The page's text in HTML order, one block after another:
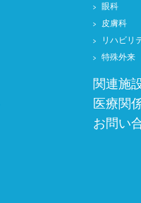
眼科
皮膚科
リハビリ
特殊外来
関連施
医療関
お問い